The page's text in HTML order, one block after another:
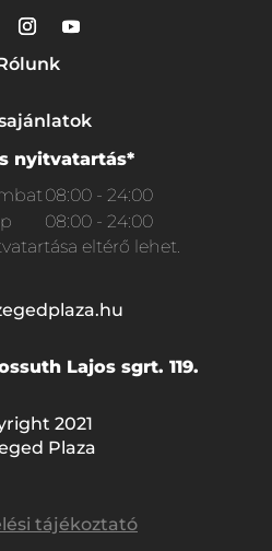
nyitvatartás*
08:00 - 24:00
08:00 - 24:00
eltérő lehet.
Lajos sgrt. 119.
2021
Plaza
tájékoztató